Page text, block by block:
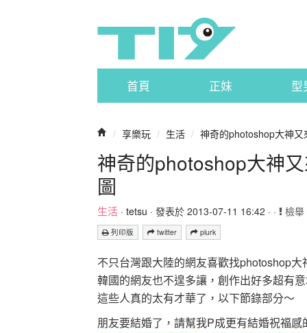
首頁 正妹 型
/ 享樂玩 / 生活 / 神奇的photoshop大神
神奇的photoshop大神
圖
生活 · tetsu · 發表於 2013-07-11 16:42 · · 檢舉
列印版 twitter plurk
不只台灣跟大陸的網友喜歡找photoshop大
韓國的網友也不遑多讓，創作出好多超
這些人真的太有才華了，以下節錄部分～
朋友要結婚了，請幫我P成更有結婚祝福感